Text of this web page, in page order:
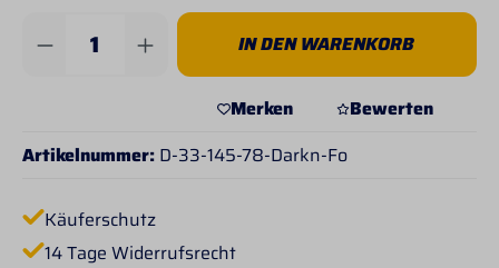
Produkt Anzahl: Gib den gewünschten
IN DEN WARENKORB
Merken
Bewerten
Artikelnummer: D-33-145-78-Darkn-Fo
Käuferschutz
14 Tage Widerrufsrecht